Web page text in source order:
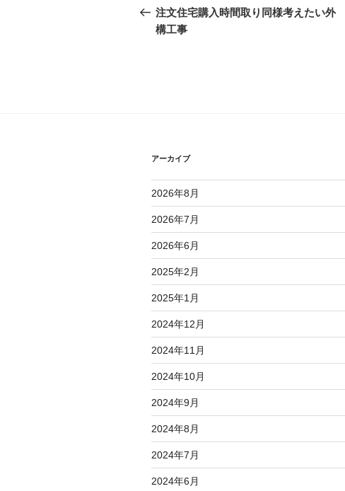
稿
ナ
ョ
ン
の
投
注文住宅購入時間取り同様考えたい外
構工事
アーカイブ
2026年8月
2026年7月
2026年6月
2025年2月
2025年1月
2024年12月
2024年11月
2024年10月
2024年9月
2024年8月
2024年7月
2024年6月